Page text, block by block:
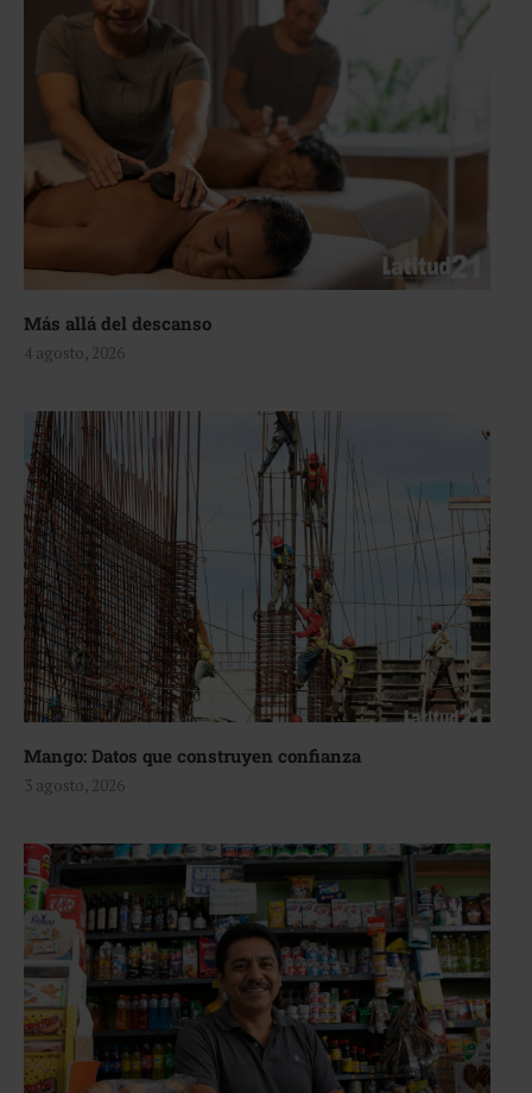
Más allá del descanso
4 agosto, 2026
Mango: Datos que construyen confianza
3 agosto, 2026